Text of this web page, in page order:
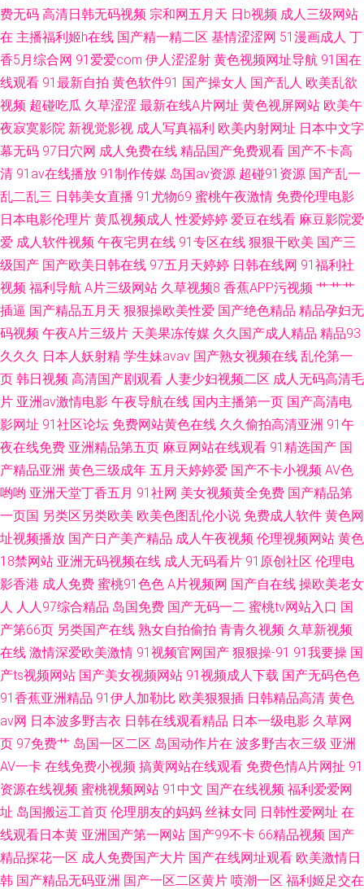
产 韩国色片在线 中文字幕人妻无码三区 九一看片入口 超碰91资源 蜜桃视频
免费在线观看 亚洲五月天丁香 海角人妻91 91视频线上免费观看 自拍92AV
天美mv入口 另类海角专区 91热爆TS伪娘 精东ab 91九色色窝窝 亚州射逼 国
久久密桃 91碰视频 91白虎丝袜福利观看 91啦九色绿帽 伊人久热香 午夜国
产传媒 国产福利精品一 天天干天天做 91九色白浆 极品国产极品美女在线 豆
花91熟女 91美女免费视频蜜 国产性福利 五月天最新网址 欧美成在线 亚洲夜
夜蜜桃 欧美亚洲另类在线 97人人操人人妻
费无码 高清日韩无码视频 宗和网五月天 日b视频 成人三级网站
在 主播福利姬h在线 国产精一精二区 基情涩涩网 51漫画成人 丁
香5月综合网 91爱爱com 伊人涩涩射 黄色视频网址导航 91国在
线观看 91最新自拍 黄色软件91 国产操女人 国产乱人 欧美乱欲
视频 超碰吃瓜 久草涩涩 最新在线A片网址 黄色视屏网站 欧美午
夜寂寞影院 新视觉影视 成人写真福利 欧美内射网址 日本中文字
幕无码 97日穴网 成人免费在线 精品国产免费观看 国产不卡高
清 91av在线播放 91制作传媒 岛国av资源 超碰91资源 国产乱一
乱二乱三 日韩美女直播 91尤物69 蜜桃午夜激情 免费伦理电影
日本电影伦理片 黄瓜视频成人 性爱婷婷 爱豆在线看 麻豆影院爱
爱 成人软件视频 午夜宅男在线 91专区在线 狠狠干欧美 国产三
级国产 国产欧美日韩在线 97五月天婷婷 日韩在线网 91福利社
视频 福利导航 A片三级网站 久草视频8 香蕉APP污视频 艹艹艹
插逼 国产精品五月天 狠狠操欧美性爱 国产绝色精品 精品孕妇无
码视频 午夜A片三级片 天美果冻传媒 久久国产成人精品 精品93
久久久 日本人妖射精 学生妹avav 国产熟女视频在线 乱伦第一
页 韩日视频 高清国产剧观看 人妻少妇视频二区 成人无码高清毛
片 亚洲av激情电影 午夜导航在线 国内主播第一页 国产高清电
影网址 91社区论坛 免费网站黄色在线 久久偷拍高清亚洲 91午
夜在线免费 亚洲精品第五页 麻豆网站在线观看 91精选国产 国
产精品亚洲 黄色三级成年 五月天婷婷爱 国产不卡小视频 AV色
哟哟 亚洲天堂丁香五月 91社网 美女视频黄全免费 国产精品第
一页国 另类区另类欧美 欧美色图乱伦小说 免费成人软件 黄色网
址视频播放 国产日产美产精品 成人午夜视频 伦理视频网站 黄色
18禁网站 亚洲无码视频在线 成人无码看片 91原创社区 伦理电
影香港 成人免费 蜜桃91色色 A片视频网 国产自在线 操欧美老女
人 人人97综合精品 岛国免费 国产无码一二 蜜桃tv网站入口 国
产第66页 另类国产在线 熟女自拍偷拍 青青久视频 久草新视频
在线 激情深爱欧美激情 91视频官网国产 狠狠操-91 91我要操 国
产ts视频网站 国产美女视频网站 91视频成人下载 国产无码色色
91香蕉亚洲精品 91伊人加勒比 欧美狠狠插 日韩精品高清 黄色
av网 日本波多野吉衣 日韩在线观看精品 日本一级电影 久草网
页 97免费艹 岛国一区二区 岛国动作片在 波多野吉衣三级 亚洲
AV一卡 在线免费小视频 搞黄网站在线观看 免费色情A片网扯 91
资源在线视频 蜜桃视频网站 91中文 国产在线视频 福利爱爱网
址 岛国搬运工首页 伦理朋友的妈妈 丝袜女同 日韩性爱网址 在
线观看日本黄 亚洲国产第一网站 国产99不卡 66精品视频 国产
精品探花一区 成人免费国产大片 国产在线网址观看 欧美激情日
韩 国产精品无码亚洲 国产一区二区黄片 喷潮一区 福利姬足交在